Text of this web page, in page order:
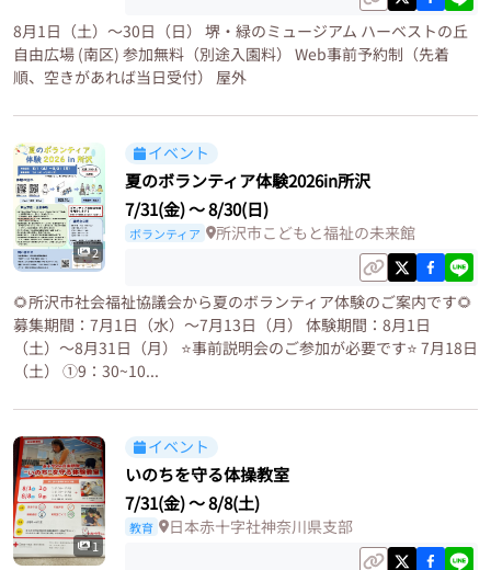
8月1日（土）〜30日（日） 堺・緑のミュージアム ハーベストの丘
自由広場 (南区) 参加無料（別途入園料） Web事前予約制（先着
順、空きがあれば当日受付） 屋外
2
イベント
夏のボランティア体験2026in所沢
7/31(金)〜8/30(日)
ボランティア 所沢市こどもと福祉の未来館
🌻所沢市社会福祉協議会から夏のボランティア体験のご案内です🌻
募集期間：7月1日（水）〜7月13日（月） 体験期間：8月1日
（土）〜8月31日（月） ⭐️事前説明会のご参加が必要です⭐️ 7月18日
（土） ①9：30~10...
1
イベント
いのちを守る体操教室
7/31(金)〜8/8(土)
教育 日本赤十字社神奈川県支部